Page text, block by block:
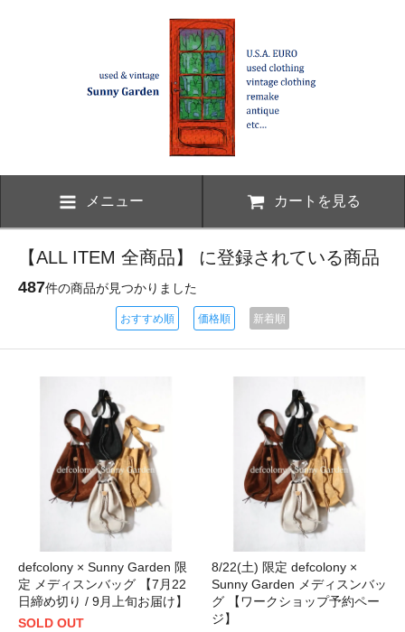
メニュー カートを見る
【ALL ITEM 全商品】 に登録されている商品
487件の商品が見つかりました
おすすめ順 価格順 新着順
defcolony × Sunny Garden 限
定 メディスンバッグ 【7月22
日締め切り / 9月上旬お届け】
SOLD OUT
8/22(土) 限定 defcolony ×
Sunny Garden メディスンバッ
グ 【ワークショップ予約ペー
ジ】